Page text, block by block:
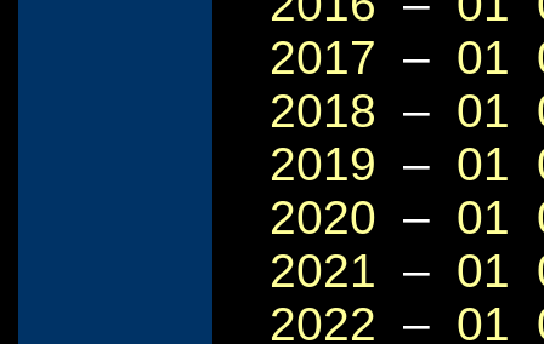
2017 – 01
2018 – 01
2019 – 01
2020 – 01
2021 – 01
2022 – 01